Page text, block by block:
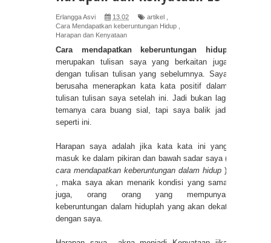
Erlangga Asvi 13.02 artikel
Cara Mendapatkan keberuntungan Hidup
Harapan dan Kenyataan
Cara mendapatkan keberuntungan hidup
merupakan tulisan saya yang berkaitan juga
dengan tulisan tulisan yang sebelumnya. Saya
berusaha menerapkan kata kata positif dalam
tulisan tulisan saya setelah ini. Jadi bukan lagi
temanya cara buang sial, tapi saya balik jadi
seperti ini.
Harapan saya adalah jika kata kata ini yang
masuk ke dalam pikiran dan bawah sadar saya (
cara mendapatkan keberuntungan dalam hidup )
, maka saya akan menarik kondisi yang sama
juga, orang orang yang mempunyai
keberuntungan dalam hiduplah yang akan dekat
dengan saya.